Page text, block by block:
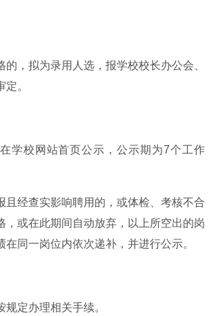
的，拟为录用人选，报学校校长办公会、
。
学校网站首页公示，公示期为7个工作
且经查实影响聘用的，或体检、考核不合
，或在此期间自动放弃，以上所空出的岗
在同一岗位内依次递补，并进行公示。
定办理相关手续。